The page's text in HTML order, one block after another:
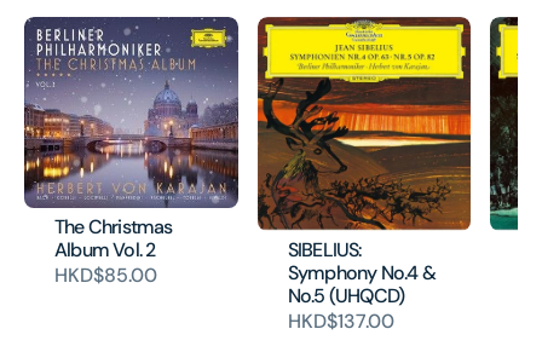
The Christmas
Album Vol. 2
HKD$85.00
SIBELIUS:
Symphony No.4 &
No.5 (UHQCD)
HKD$137.00